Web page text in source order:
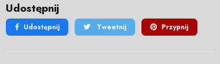
Udostępnij
Udostępnij Tweetnij Przypnij